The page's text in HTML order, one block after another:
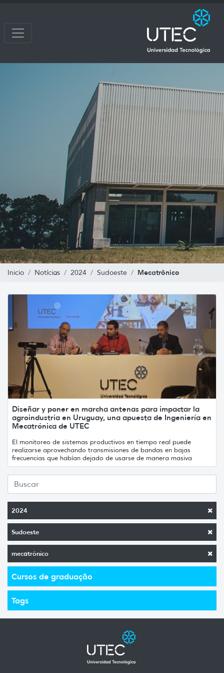
Inicio Notícias 2024 Sudoeste Mecatrônico
2024
Sudoeste
mecatrônico
Cursos de graduação
Tags
Diseñar y poner en marcha antenas para impactar la
agroindustria en Uruguay, una apuesta de Ingeniería en
Mecatrónica de UTEC
El monitoreo de sistemas productivos en tiempo real puede
realizarse aprovechando transmisiones de bandas en bajas
frecuencias que habían dejado de usarse de manera masiva